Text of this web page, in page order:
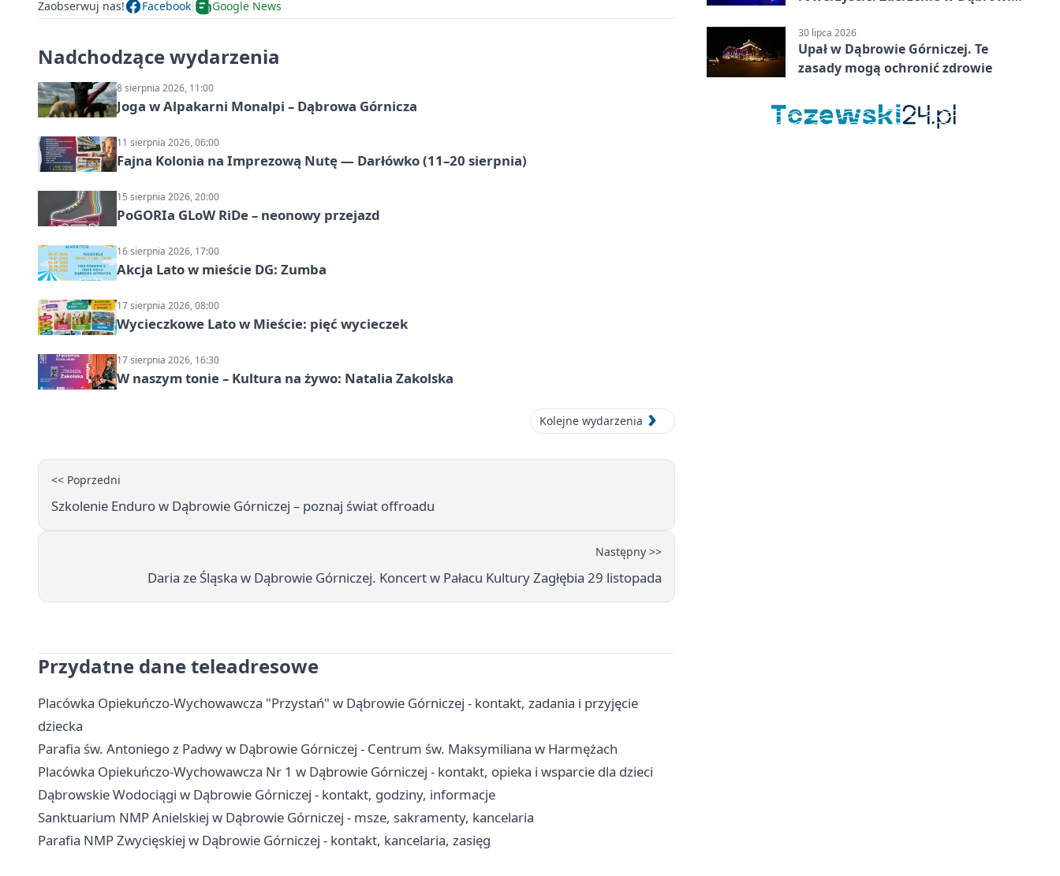
Zaobserwuj nas! Facebook Google News
Nadchodzące wydarzenia
8 sierpnia 2026, 11:00
Joga w Alpakarni Monalpi – Dąbrowa Górnicza
11 sierpnia 2026, 06:00
Fajna Kolonia na Imprezową Nutę — Darłówko (11–20 sierpnia)
15 sierpnia 2026, 20:00
PoGORIa GLoW RiDe – neonowy przejazd
16 sierpnia 2026, 17:00
Akcja Lato w mieście DG: Zumba
17 sierpnia 2026, 08:00
Wycieczkowe Lato w Mieście: pięć wycieczek
17 sierpnia 2026, 16:30
W naszym tonie – Kultura na żywo: Natalia Zakolska
Kolejne wydarzenia
<< Poprzedni
Szkolenie Enduro w Dąbrowie Górniczej – poznaj świat offroadu
Następny >>
Daria ze Śląska w Dąbrowie Górniczej. Koncert w Pałacu Kultury Zagłębia 29 listopada
Przydatne dane teleadresowe
Placówka Opiekuńczo-Wychowawcza "Przystań" w Dąbrowie Górniczej - kontakt, zadania i przyjęcie
dziecka
Parafia św. Antoniego z Padwy w Dąbrowie Górniczej - Centrum św. Maksymiliana w Harmężach
Placówka Opiekuńczo-Wychowawcza Nr 1 w Dąbrowie Górniczej - kontakt, opieka i wsparcie dla dzieci
Dąbrowskie Wodociągi w Dąbrowie Górniczej - kontakt, godziny, informacje
Sanktuarium NMP Anielskiej w Dąbrowie Górniczej - msze, sakramenty, kancelaria
Parafia NMP Zwycięskiej w Dąbrowie Górniczej - kontakt, kancelaria, zasięg
30 lipca 2026
Upał w Dąbrowie Górniczej. Te
zasady mogą ochronić zdrowie